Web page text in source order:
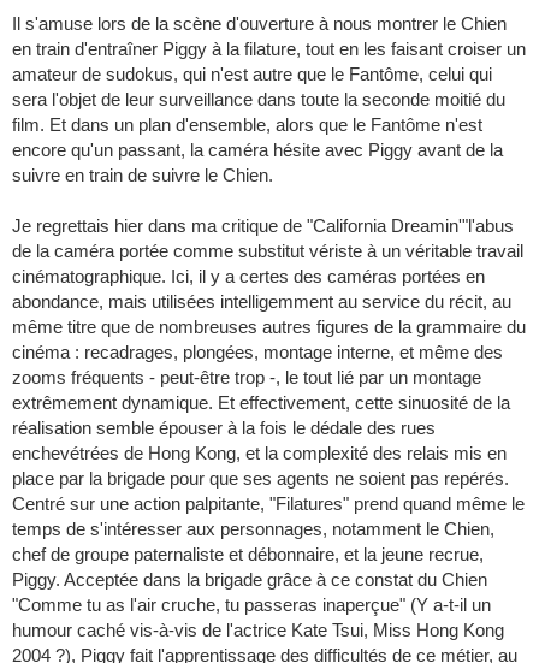
Il s'amuse lors de la scène d'ouverture à nous montrer le Chien
en train d'entraîner Piggy à la filature, tout en les faisant croiser un
amateur de sudokus, qui n'est autre que le Fantôme, celui qui
sera l'objet de leur surveillance dans toute la seconde moitié du
film. Et dans un plan d'ensemble, alors que le Fantôme n'est
encore qu'un passant, la caméra hésite avec Piggy avant de la
suivre en train de suivre le Chien.
Je regrettais hier dans ma critique de "California Dreamin'"l'abus
de la caméra portée comme substitut vériste à un véritable travail
cinématographique. Ici, il y a certes des caméras portées en
abondance, mais utilisées intelligemment au service du récit, au
même titre que de nombreuses autres figures de la grammaire du
cinéma : recadrages, plongées, montage interne, et même des
zooms fréquents - peut-être trop -, le tout lié par un montage
extrêmement dynamique. Et effectivement, cette sinuosité de la
réalisation semble épouser à la fois le dédale des rues
enchevétrées de Hong Kong, et la complexité des relais mis en
place par la brigade pour que ses agents ne soient pas repérés.
Centré sur une action palpitante, "Filatures" prend quand même le
temps de s'intéresser aux personnages, notamment le Chien,
chef de groupe paternaliste et débonnaire, et la jeune recrue,
Piggy. Acceptée dans la brigade grâce à ce constat du Chien
"Comme tu as l'air cruche, tu passeras inaperçue" (Y a-t-il un
humour caché vis-à-vis de l'actrice Kate Tsui, Miss Hong Kong
2004 ?), Piggy fait l'apprentissage des difficultés de ce métier, au